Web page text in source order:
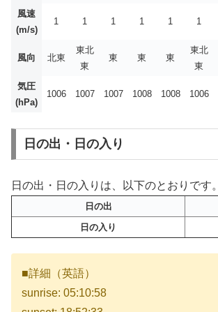
風速
(m/s)
1 1 1 1 1 1
風向 北東
東北
東
東 東 東
東北
東
気圧
(hPa)
1006 1007 1007 1008 1008 1006
日の出・日の入り
日の出・日の入りは、以下のとおりです。
日の出
日の入り
■詳細（英語）
sunrise: 05:10:58